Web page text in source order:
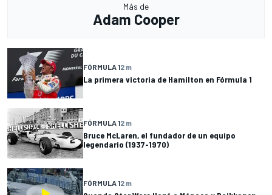
Más de
Adam Cooper
FÓRMULA 12 m
La primera victoria de Hamilton en Fórmula 1
FÓRMULA 12 m
Bruce McLaren, el fundador de un equipo
legendario (1937-1970)
FÓRMULA 12 m